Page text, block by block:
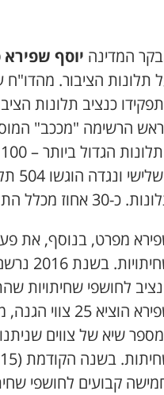
המדינה יוסף שפירא
תלונות הציבור.
כנציב תלונות
הרשימה "מככב"
הגדול ביותר –
ונגדה הוגשו504
כ-30 אחוז מכלל
מפרט, בנוסף, את
בשנת2016
לחושפי שחיתויות
הוציא25 צווי
שיא של צווים
בשנה הקודמת (
קבועים לחושפי